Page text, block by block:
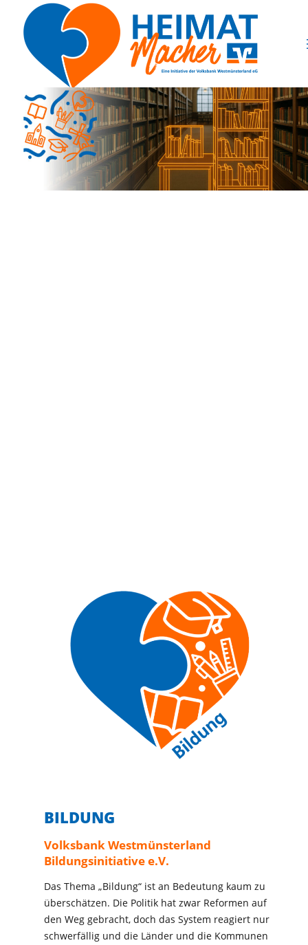
BILDUNG
Volksbank Westmünsterland
Bildungsinitiative e.V.
Das Thema „Bildung“ ist an Bedeutung kaum zu
überschätzen. Die Politik hat zwar Reformen auf
den Weg gebracht, doch das System reagiert nur
schwerfällig und die Länder und die Kommunen